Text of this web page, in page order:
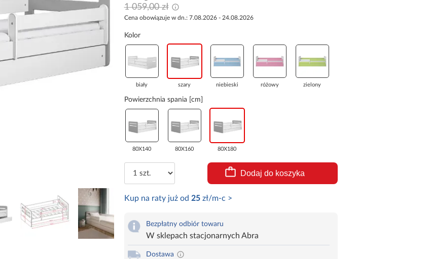
1 059,00 zł
Cena obowiązuje w dn.: 7.08.2026 - 24.08.2026
Kolor
biały szary niebieski różowy zielony
Powierzchnia spania [cm]
80X140 80X160 80X180
Dodaj do koszyka
Kup na raty już od 25zł/m-c >
Bezpłatny odbiór towaru
W sklepach stacjonarnych Abra
Dostawa